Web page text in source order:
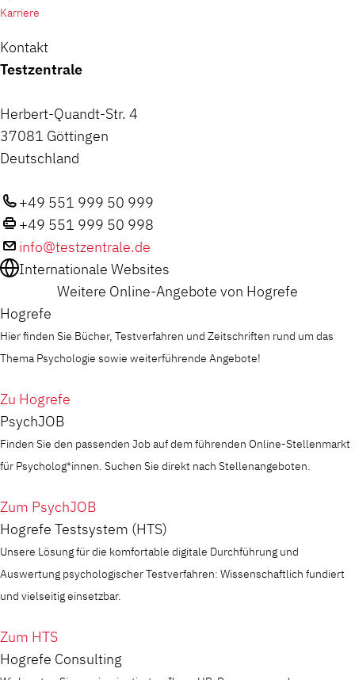
Karriere
Kontakt
Testzentrale
Herbert-Quandt-Str. 4
37081 Göttingen
Deutschland
+49 551 999 50 999
+49 551 999 50 998
info@testzentrale.de
Internationale Websites
Weitere Online-Angebote von Hogrefe
Hogrefe
Hier finden Sie Bücher, Testverfahren und Zeitschriften rund um das
Thema Psychologie sowie weiterführende Angebote!
Zu Hogrefe
PsychJOB
Finden Sie den passenden Job auf dem führenden Online-Stellenmarkt
für Psycholog*innen. Suchen Sie direkt nach Stellenangeboten.
Zum PsychJOB
Hogrefe Testsystem (HTS)
Unsere Lösung für die komfortable digitale Durchführung und
Auswertung psychologischer Testverfahren: Wissenschaftlich fundiert
und vielseitig einsetzbar.
Zum HTS
Hogrefe Consulting